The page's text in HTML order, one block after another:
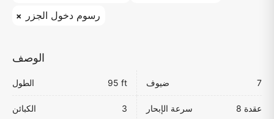
رسوم دخول الجزر
الوصف
الطول 95 ft ضيوف 7
الكبائن 3 سرعة الإبحار 8 عقدة